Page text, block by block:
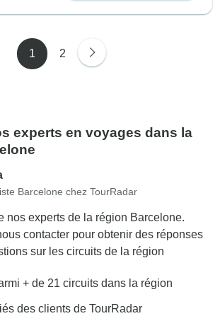
1 2
experts en voyages dans la
Barcelone chez TourRadar
nos experts de la région Barcelone.
contacter pour obtenir des réponses
sur les circuits de la région
+ de 21 circuits dans la région
des clients de TourRadar